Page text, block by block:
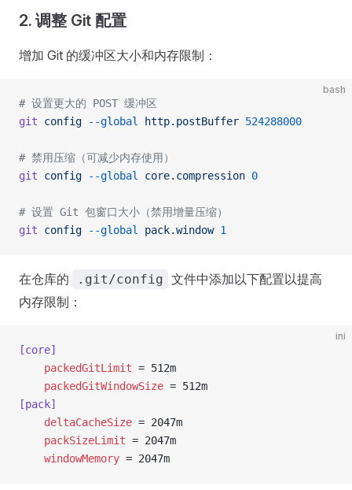
2. 调整 Git 配置
增加 Git 的缓冲区大小和内存限制：
bash
# 设置更大的 POST 缓冲区
git config --global http.postBuffer 524288000
# 禁用压缩（可减少内存使用）
git config --global core.compression 0
# 设置 Git 包窗口大小（禁用增量压缩）
git config --global pack.window 1
在仓库的 .git/config 文件中添加以下配置以提高
内存限制：
ini
[core]
    packedGitLimit
= 512m
    packedGitWindowSize
= 512m
[pack]
    deltaCacheSize
= 2047m
    packSizeLimit
= 2047m
    windowMemory
= 2047m